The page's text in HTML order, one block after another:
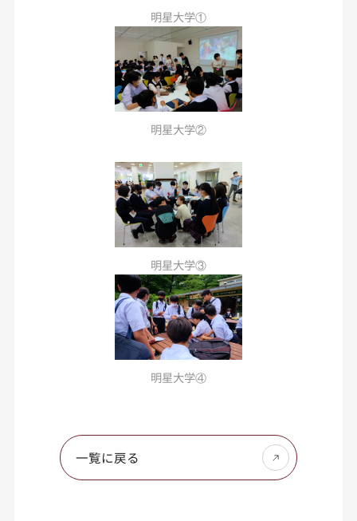
明星大学①
明星大学②
明星大学③
明星大学④
一覧に戻る